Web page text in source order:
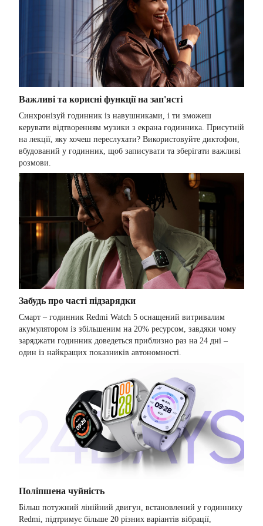
Важливі та корисні функції на зап'ясті
Синхронізуй годинник із навушниками, і ти зможеш
керувати відтворенням музики з екрана годинника. Присутній
на лекції, яку хочеш переслухати? Використовуйте диктофон,
вбудований у годинник, щоб записувати та зберігати важливі
розмови.
Забудь про часті підзарядки
Смарт – годинник Redmi Watch 5 оснащений витривалим
акумулятором із збільшеним на 20% ресурсом, завдяки чому
заряджати годинник доведеться приблизно раз на 24 дні –
один із найкращих показників автономності.
Поліпшена чуйність
Більш потужний лінійний двигун, встановлений у годиннику
Redmi, підтримує більше 20 різних варіантів вібрації,